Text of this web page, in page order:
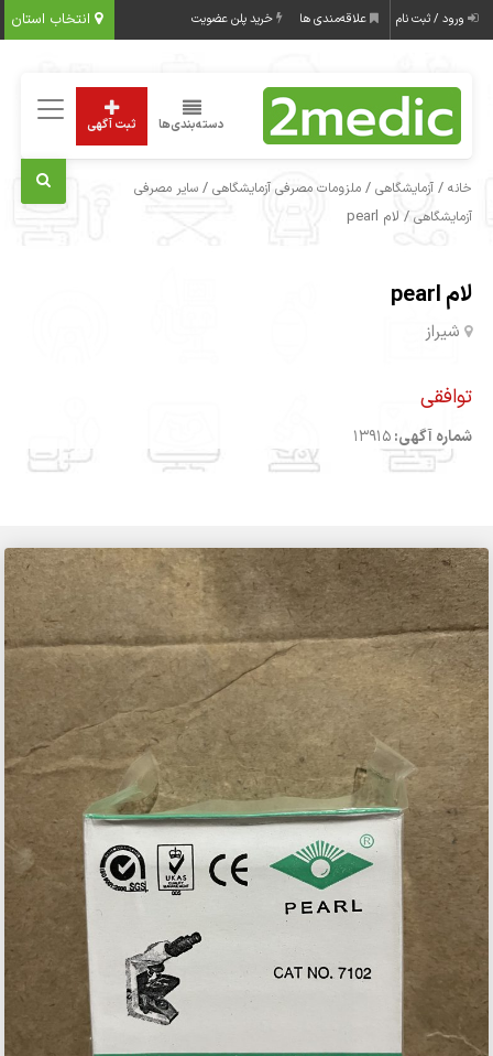
انتخاب استان ورود / ثبت نام علاقه‌مندی ها خرید پلن عضویت
دسته‌بندی‌ها ثبت آگهی
خانه /آزمایشگاهی /ملزومات مصرفی آزمایشگاهی /سایر مصرفی
آزمایشگاهی / لام pearl
لام pearl
شیراز
توافقی
شماره آگهی:13915